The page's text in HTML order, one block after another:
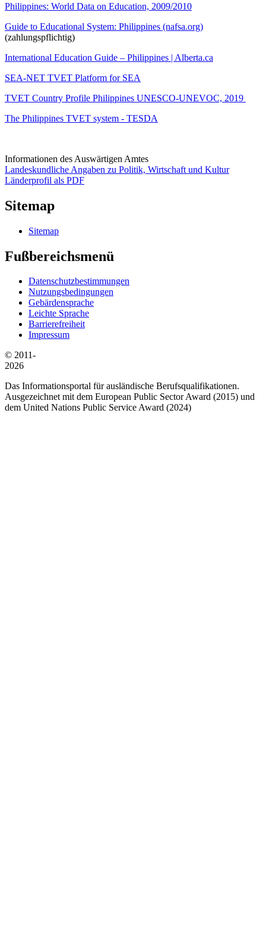
Philippines: World Data on Education, 2009/2010
Guide to Educational System: Philippines (nafsa.org)
(zahlungspflichtig)
International Education Guide – Philippines | Alberta.ca
SEA-NET TVET Platform for SEA
TVET Country Profile Philippines UNESCO-UNEVOC, 2019
The Philippines TVET system - TESDA
Informationen des Auswärtigen Amtes
Landeskundliche Angaben zu Politik, Wirtschaft und Kultur
Länderprofil als PDF
Sitemap
Sitemap
Fußbereichsmenü
Datenschutzbestimmungen
Nutzungsbedingungen
Gebärdensprache
Leichte Sprache
Barrierefreiheit
Impressum
© 2011-
2026
Das Informationsportal für ausländische Berufsqualifikationen.
Ausgezeichnet mit dem European Public Sector Award (2015) und
dem United Nations Public Service Award (2024)